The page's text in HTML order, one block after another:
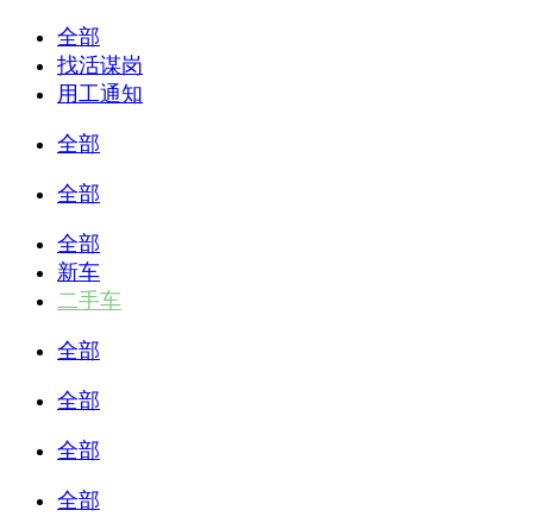
全部
找活谋岗
用工通知
全部
全部
全部
新车
二手车
全部
全部
全部
全部